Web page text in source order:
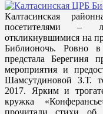
Калтасинская
посетителями –
откликнувшимися на
Библионочь. Ровно
предстала Берегиня
мероприятия и
Шамсутдиновой З.Т.
2017. Ярким и
кружка
прочитали стихи